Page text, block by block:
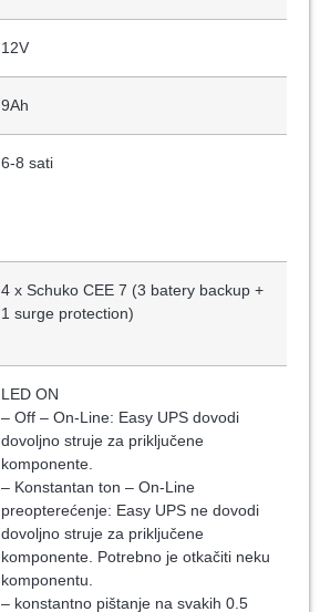
12V
9Ah
6-8 sati
4 x Schuko CEE 7 (3 batery backup +
1 surge protection)
LED ON
– Off – On-Line: Easy UPS dovodi
dovoljno struje za priključene
komponente.
– Konstantan ton – On-Line
preopterećenje: Easy UPS ne dovodi
dovoljno struje za priključene
komponente. Potrebno je otkačiti neku
komponentu.
– konstantno pištanje na svakih 0.5